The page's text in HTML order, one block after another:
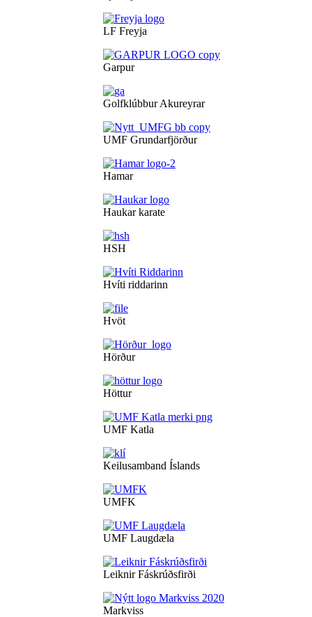
LF Freyja
Garpur
Golfklúbbur Akureyrar
UMF Grundarfjörður
Hamar
Haukar karate
HSH
Hvíti riddarinn
Hvöt
Hörður
Höttur
UMF Katla
Keilusamband Íslands
UMFK
UMF Laugdæla
Leiknir Fáskrúðsfirði
Markviss